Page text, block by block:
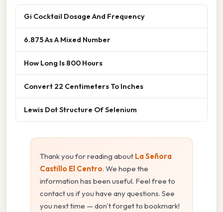
Gi Cocktail Dosage And Frequency
6.875 As A Mixed Number
How Long Is 800 Hours
Convert 22 Centimeters To Inches
Lewis Dot Structure Of Selenium
Thank you for reading about La Señora
Castillo El Centro. We hope the
information has been useful. Feel free to
contact us if you have any questions. See
you next time — don't forget to bookmark!